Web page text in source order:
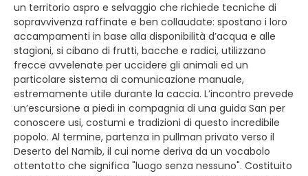
un territorio aspro e selvaggio che richiede tecniche di
sopravvivenza raffinate e ben collaudate: spostano i loro
accampamenti in base alla disponibilità d’acqua e alle
stagioni, si cibano di frutti, bacche e radici, utilizzano
frecce avvelenate per uccidere gli animali ed un
particolare sistema di comunicazione manuale,
estremamente utile durante la caccia. L’incontro prevede
un’escursione a piedi in compagnia di una guida San per
conoscere usi, costumi e tradizioni di questo incredibile
popolo. Al termine, partenza in pullman privato verso il
Deserto del Namib, il cui nome deriva da un vocabolo
ottentotto che significa "luogo senza nessuno". Costituito